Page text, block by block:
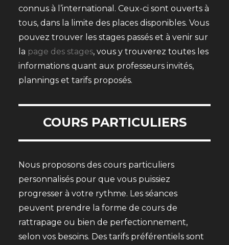
connus à l’international. Ceux-ci sont ouverts à
tous, dans la limite des places disponibles. Vous
pouvez trouver les stages passés et à venir sur
la page des stages, vous y trouverez toutes les
informations quant aux professeurs invités,
plannings et tarifs proposés.
COURS PARTICULIERS
Nous proposons des cours particuliers
personnalisés pour que vous puissiez
progresser à votre rythme. Les séances
peuvent prendre la forme de cours de
rattrapage ou bien de perfectionnement,
selon vos besoins. Des tarifs préférentiels sont